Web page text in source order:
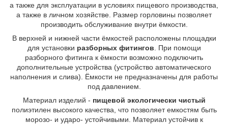
а также для эксплуатации в условиях пищевого производства,
а также в личном хозяйстве. Размер горловины позволяет
производить обслуживание внутри ёмкости.
В верхней и нижней части ёмкостей расположены площадки
для установки разборных фитингов . При помощи
разборного фитинга к ёмкости возможно подключить
дополнительные устройства (устройство автоматического
наполнения и слива). Ёмкости не предназначены для работы
под давлением.
Материал изделий - пищевой экологически чистый
полиэтилен высокого качества, что позволяет емкостям быть
морозо- и ударо- устойчивыми. Материал устойчив к